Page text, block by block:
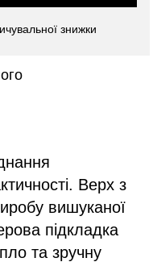
знижки
Верх з
вишуканої
підкладка
та зручну